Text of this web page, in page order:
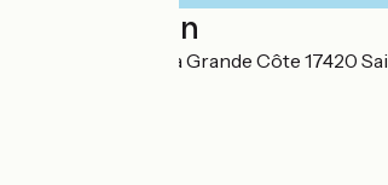
Localisation
44-46 avenue de la Grande Côte 17420